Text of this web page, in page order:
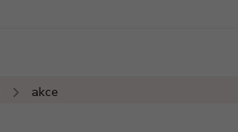
akce